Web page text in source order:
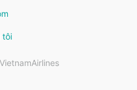
tôi
VietnamAirlines